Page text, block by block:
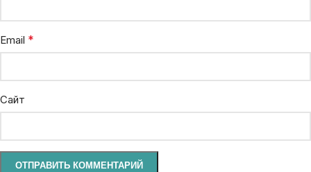
Email *
Сайт